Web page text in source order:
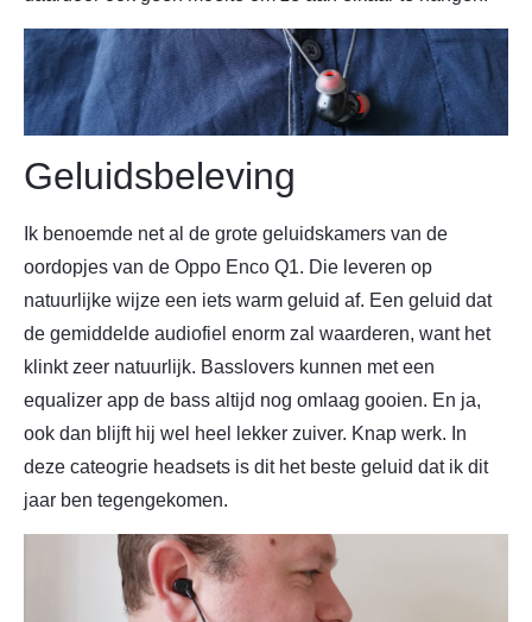
Geluidsbeleving
Ik benoemde net al de grote geluidskamers van de
oordopjes van de Oppo Enco Q1. Die leveren op
natuurlijke wijze een iets warm geluid af. Een geluid dat
de gemiddelde audiofiel enorm zal waarderen, want het
klinkt zeer natuurlijk. Basslovers kunnen met een
equalizer app de bass altijd nog omlaag gooien. En ja,
ook dan blijft hij wel heel lekker zuiver. Knap werk. In
deze cateogrie headsets is dit het beste geluid dat ik dit
jaar ben tegengekomen.